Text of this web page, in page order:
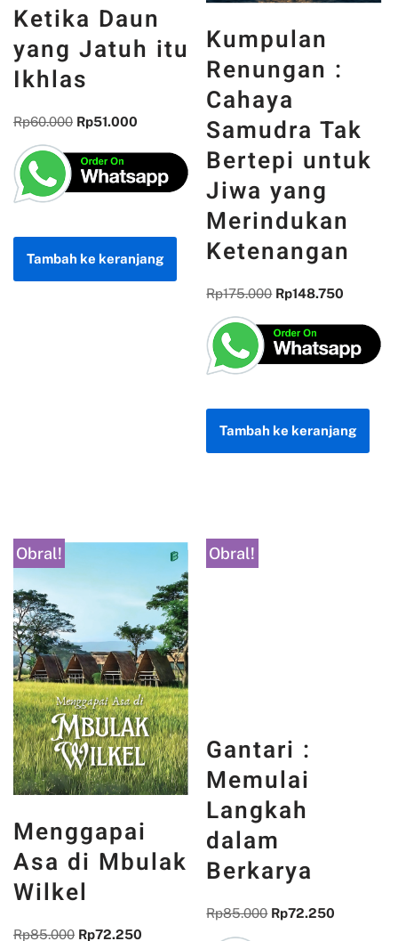
Ketika Daun
yang Jatuh itu
Ikhlas
Rp60.000 Rp51.000
Tambah ke keranjang
Kumpulan
Renungan :
Cahaya
Samudra Tak
Bertepi untuk
Jiwa yang
Merindukan
Ketenangan
Rp175.000 Rp148.750
Tambah ke keranjang
Obral!
Menggapai
Asa di Mbulak
Wilkel
Rp85.000 Rp72.250
Obral!
Gantari :
Memulai
Langkah
dalam